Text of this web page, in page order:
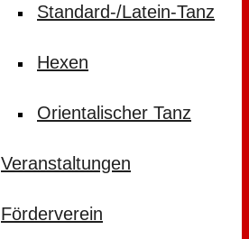
Standard-/Latein-Tanz
Hexen
Orientalischer Tanz
Veranstaltungen
Förderverein